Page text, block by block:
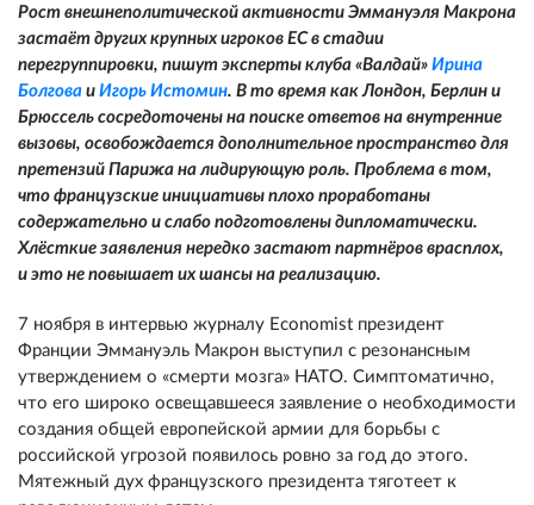
Рост внешнеполитической активности Эммануэля Макрона
застаёт других крупных игроков ЕС в стадии
перегруппировки, пишут эксперты клуба «Валдай» Ирина
Болгова и Игорь Истомин. В то время как Лондон, Берлин и
Брюссель сосредоточены на поиске ответов на внутренние
вызовы, освобождается дополнительное пространство для
претензий Парижа на лидирующую роль. Проблема в том,
что французские инициативы плохо проработаны
содержательно и слабо подготовлены дипломатически.
Хлёсткие заявления нередко застают партнёров врасплох,
и это не повышает их шансы на реализацию.
7 ноября в интервью журналу Economist президент
Франции Эммануэль Макрон выступил с резонансным
утверждением о «смерти мозга» НАТО. Симптоматично,
что его широко освещавшееся заявление о необходимости
создания общей европейской армии для борьбы с
российской угрозой появилось ровно за год до этого.
Мятежный дух французского президента тяготеет к